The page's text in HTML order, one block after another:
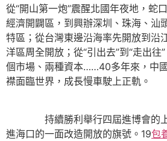
從“開山第一炮”震醒北國年夜地，蛇
經濟開闢區，到興辦深圳、珠海、汕
特區；從台灣東邊沿海率先開放到沿
洋區周全開放；從“引出去”到“走出往
個市場、兩種資本……40多年來，中
襟面臨世界，成長慢車駛上正軌。
持續勝利舉行四屆進博會的上
進海口的一面改造開放的旗號。19包